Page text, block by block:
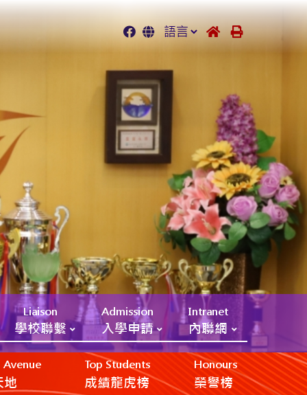
Liaison
學校聯繫
Admission
入學申請
Intranet
內聯網
地
Top Students
成績龍虎榜
Honours
榮譽榜